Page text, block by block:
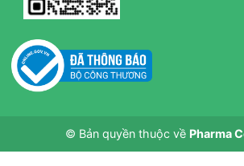
© Bản quyền thuộc về Pharma